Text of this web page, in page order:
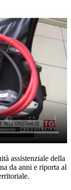
assistenziale della
da anni e riporta al